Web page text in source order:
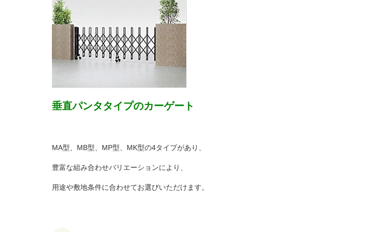
垂直パンタタイプのカーゲート
MA型、 MB型、 MP型、 MK型の4タイプがあり、
豊富な組み合わせバリエーションにより、
用途や敷地条件に合わせてお選びいただけます。